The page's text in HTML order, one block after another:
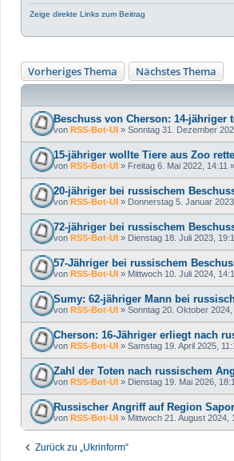
Zeige direkte Links zum Beitrag
Vorheriges Thema Nächstes Thema
Beschuss von Cherson: 14-jähriger
von RSS-Bot-UI » Sonntag 31. Dezember
15-jähriger wollte Tiere aus Zoo
von RSS-Bot-UI » Freitag 6. Mai 2022, 14:11
20-jähriger bei russischem
von RSS-Bot-UI » Donnerstag 5. Januar
72-jähriger bei russischem
von RSS-Bot-UI » Dienstag 18. Juli 2023,
57-Jähriger bei russischem
von RSS-Bot-UI » Mittwoch 10. Juli 2024,
Sumy: 62-jähriger Mann bei
von RSS-Bot-UI » Sonntag 20. Oktober 2024,
Cherson: 16-Jähriger erliegt nach
von RSS-Bot-UI » Samstag 19. April 2025,
Zahl der Toten nach russischem
von RSS-Bot-UI » Dienstag 19. Mai 2026,
Russischer Angriff auf Region
von RSS-Bot-UI » Mittwoch 21. August 2024,
Zurück zu „Ukrinform“